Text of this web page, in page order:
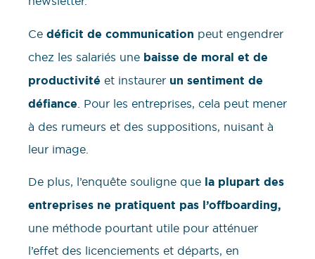
Ce déficit de communication peut engendrer
chez les salariés une baisse de moral et de
productivité et instaurer un sentiment de
défiance . Pour les entreprises, cela peut mener
à des rumeurs et des suppositions, nuisant à
leur image.
De plus, l’enquête souligne que la plupart des
entreprises ne pratiquent pas l’offboarding,
une méthode pourtant utile pour atténuer
l’effet des licenciements et départs, en